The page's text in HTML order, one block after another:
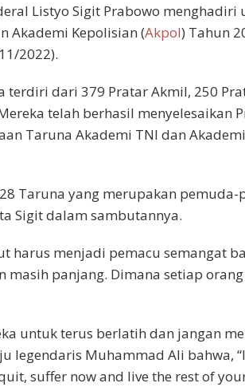
Listyo Sigit Prabowo menghadiri
Akademi Kepolisian (Akpol) Tahun
2022).
dari 379 Pratar Akmil, 250
telah berhasil menyelesaikan
Taruna Akademi TNI dan
Taruna yang merupakan
Sigit dalam sambutannya.
harus menjadi pemacu semangat
masih panjang. Dimana setiap
untuk terus berlatih dan jangan
legendaris Muhammad Ali bahwa,
suffer now and live the rest of